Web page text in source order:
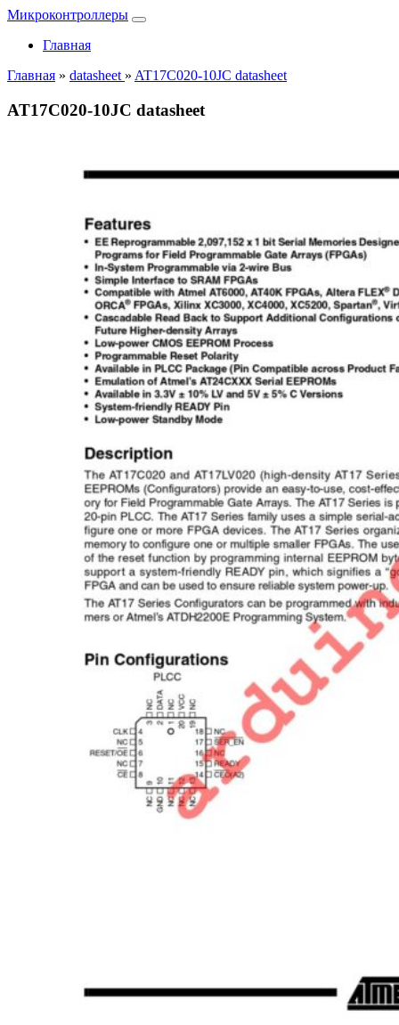
Микроконтроллеры
Главная
Главная » datasheet » AT17C020-10JC datasheet
AT17C020-10JC datasheet